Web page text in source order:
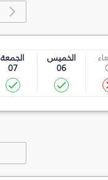
الخميس
06
الجمعة
07